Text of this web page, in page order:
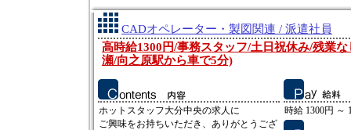
CADオペレーター・製図関連 / 派遣社員
高時給1300円/事務スタッフ/土日祝休み/残業
瀬/向之原駅から車で5分)
ホットスタッフ大分中央の求人に
ご興味をお持ちいただき、ありがとうござ
時給 1300円 ～